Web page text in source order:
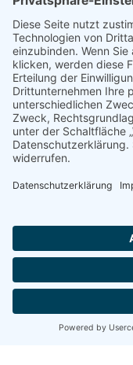
© 2022 - 2026 Dr.